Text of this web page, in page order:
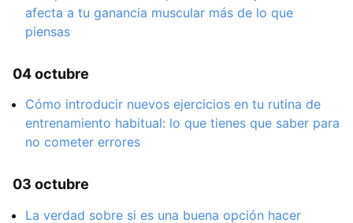
afecta a tu ganancia muscular más de lo que
piensas
04 octubre
Cómo introducir nuevos ejercicios en tu rutina de
entrenamiento habitual: lo que tienes que saber para
no cometer errores
03 octubre
La verdad sobre si es una buena opción hacer